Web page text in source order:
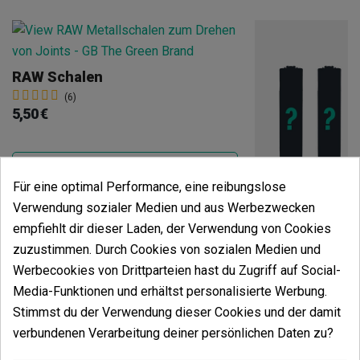
RAW Schalen
(6)
5,50 €
In den Warenkorb
Clipper 5
4,95 €
Für eine optimal Performance, eine reibungslose
Verwendung sozialer Medien und aus Werbezwecken
empfiehlt dir dieser Laden, der Verwendung von Cookies
zuzustimmen. Durch Cookies von sozialen Medien und
Werbecookies von Drittparteien hast du Zugriff auf Social-
Media-Funktionen und erhältst personalisierte Werbung.
Stimmst du der Verwendung dieser Cookies und der damit
verbundenen Verarbeitung deiner persönlichen Daten zu?